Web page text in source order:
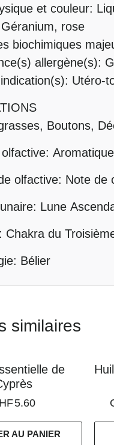
et couleur:
rose
biochimiques
allergène(s):
Utéro-
Boutons,
olfactive: Note de
Lune
Chakra du
Bélier
similaires
de
5.60
AU PANIER